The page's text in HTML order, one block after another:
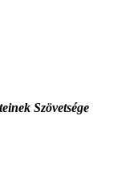
Szövetsége